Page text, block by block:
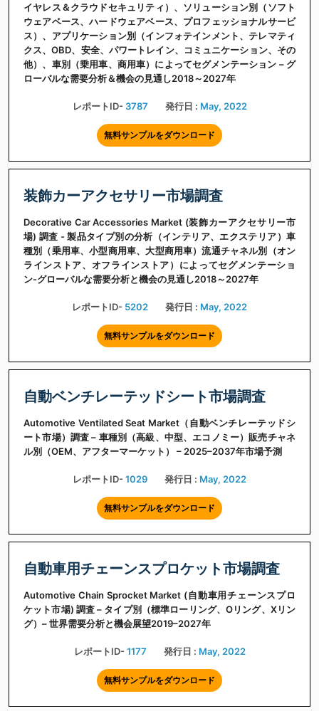
イヤレス＆クラウドセキュリティ）、ソリューション別（ソフト
ウェアベース、ハードウェアベース、プロフェッショナルサービ
ス）、アプリケーション別（インフォテインメント、テレマティ
クス、OBD、安全、パワートレイン、コミュニケーション、その
他）、車別（乗用車、商用車）によってセグメンテーション – グ
ローバルな需要分析＆機会の見通し2018～2027年
レポートID- 3787 発行日 : May, 2022
無料サンプルをダウンロード
装飾カーアクセサリー市場調査
Decorative Car Accessories Market (装飾カーアクセサリー市
場) 調査 - 製品タイプ別の分析（インテリア、エクステリア）車
種別（乗用車、小型商用車、大型商用車）流通チャネル別（オン
ラインストア、オフラインストア）によってセグメンテーショ
ン-グローバルな需要分析と機会の見通し2018～2027年
レポートID- 5202 発行日 : May, 2022
無料サンプルをダウンロード
自動ベンチレーテッドシート市場調査
Automotive Ventilated Seat Market（自動ベンチレーテッドシ
ート市場）調査 – 車種別（高級、中型、エコノミー）販売チャネ
ル別（OEM、アフターマーケット） – 2025–2037年市場予測
レポートID-1029 発行日 : May, 2022
無料サンプルをダウンロード
自動車用チェーンスプロケット市場調査
Automotive Chain Sprocket Market (自動車用チェーンスプロ
ケット市場) 調査 – タイプ別（標準ローリング、Oリング、Xリン
グ）– 世界需要分析と機会展望2019–2027年
レポートID-1177 発行日 : May, 2022
無料サンプルをダウンロード